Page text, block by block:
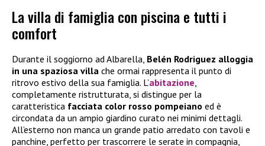
La villa di famiglia con piscina e tutti i
comfort
Durante il soggiorno ad Albarella, Belén Rodriguez alloggia
in una spaziosa villa che ormai rappresenta il punto di
ritrovo estivo della sua famiglia. L’abitazione,
completamente ristrutturata, si distingue per la
caratteristica facciata color rosso pompeiano ed è
circondata da un ampio giardino curato nei minimi dettagli.
All’esterno non manca un grande patio arredato con tavoli e
panchine, perfetto per trascorrere le serate in compagnia,